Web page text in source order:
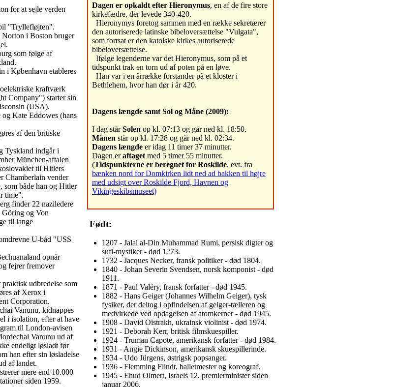
for at sejle verden
"Tryllefløjten".
i Boston bruger
som følge af
i København etableres
kraftværk
Company") starter sin
(USA).
Kate Eddowes (hans
af den britiske
Tyskland indgår i
München-aftalen
til Hitlers
Chamberlain vender
som både han og Hitler
time".
finder 22 naziledere
Göring og Von
til lange
U-båd "USS
opnår
fejrer fremover
udbredelse som
af Xerox i
Corporation.
Vanunu, kidnappes
i isolation, efter at have
til London-avisen
Vanunu ud af
endeligt løsladt før
han efter sin løsladelse
af landet.
mere end 10.000
siden 1959.
Dagen er opkaldt efter Hieronymus, en af de fire store
kirkefædre, der levede 340-420.
Hieronymys foretog sammen med en række sekretærer
den autoriserede latinske bibeloversættelse "Vulgata",
som fortsat er den katolske kirkes autoriserede
bibeloversættelse.
Ifølge legenderne var det Hieronymus, som på et
tidspunkt trak en torn ud af poten på en løve.
Han var i en årrække forstander på et kloster i
Bethlehem, hvor han dør i år 420.
Dagens længde samt Sol og Måne (2009):
I dag stårSolen op kl. 07:13 og går ned kl. 18:50.
Månen står op kl. 17:28 og går ned kl. 02:34.
Dagens længde er idag 11 timer 37 minutter.
Dagen eraftaget med 5 timer 55 minutter.
(Tidspunkterne er beregnet for Roskilde, evt. fra
bænken nord for Domkirken lidt ned ad bakken til højre
med udsigt over Roskilde Fjord, Havnen og
Vikingeskibsmuseet)
Født:
1207 - Jalal al-Din Muhammad Rumi, persisk digter og
sufi-mystiker - død 1273.
1732 - Jacques Necker, fransk politiker - død 1804.
1840 - Johan Severin Svendsen, norsk komponist - død
1911.
1871 - Paul Valéry, fransk forfatter - død 1945.
1882 - Hans Geiger (Johannes Wilhelm Geiger), tysk
fysiker, der deltog i opfindelsen af geiger-tælleren og
medvirkede ved opdagelsen af atomkerner - død 1945.
1908 - David Oistrakh, ukrainsk violinist - død 1974.
1921 - Deborah Kerr, britisk filmskuespiller.
1924 - Truman Capote, amerikansk forfatter - død 1984.
1931 - Angie Dickinson, amerikansk skuespillerinde.
1934 - Udo Jürgens, østrigsk popsanger.
1936 - Flemming Flindt, balletmester og koreograf.
1945 - Ehud Olmert, Israels 12. premierminister siden
januar 2006.